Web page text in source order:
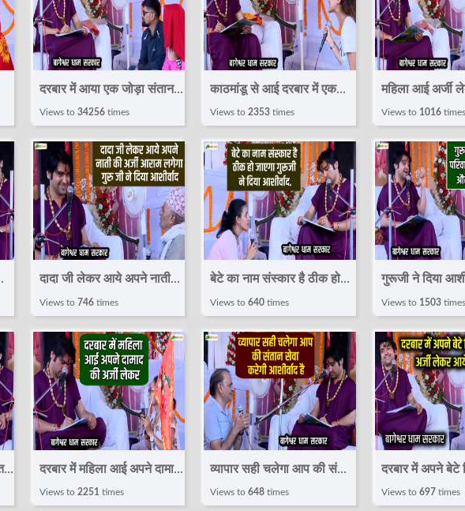
Darbar~Bageshwar
Dham
Dham Sarkar
दरबार में आया एक जोड़ा संतान
प्राप्ति की कामना लेकर
~Divya
Darbar~Bageshwar
Dham Sarkar
Views to34256 times
काठमांडू से आई दरबार में एक
लड़की देखने की गुरुजी सही
बताते है या नहीं~Divya
Darbar~Bageshwar
Dham
Views to2353 times
महिला आई अर्जी
परिवार और दामाद
नौकरी लग
Dham Sarkar
Views to 1016times
दादा जी लेकर आये अपने नाती
की अर्जी आराम लगेगा गुरु जी ने
दिया आशीर्वाद~Divya
Darbar~Bageshwar
Dham
Views to 746 times
बेटे का नाम संस्कार है ठीक हो
जाएगा गुरूजी ने दिया
आशीर्वाद~Divya
Darbar~Bageshwar
Dham Sarkar
Views to640 times
गुरूजी ने दिया
सुख शांति रहेगी और
जाएगा~Divya
Dham
Views to 1503times
दरबार में महिला आई अपने दामाद
की अर्जी लेकर~Divya
Views to2251 times
व्यापार सही चलेगा आप की संतान
सेवा करेगी आशीर्वाद है~Divya
Views to648 times
दरबार में अपने बेटे
अर्जी लेकर आये
Views to 697times